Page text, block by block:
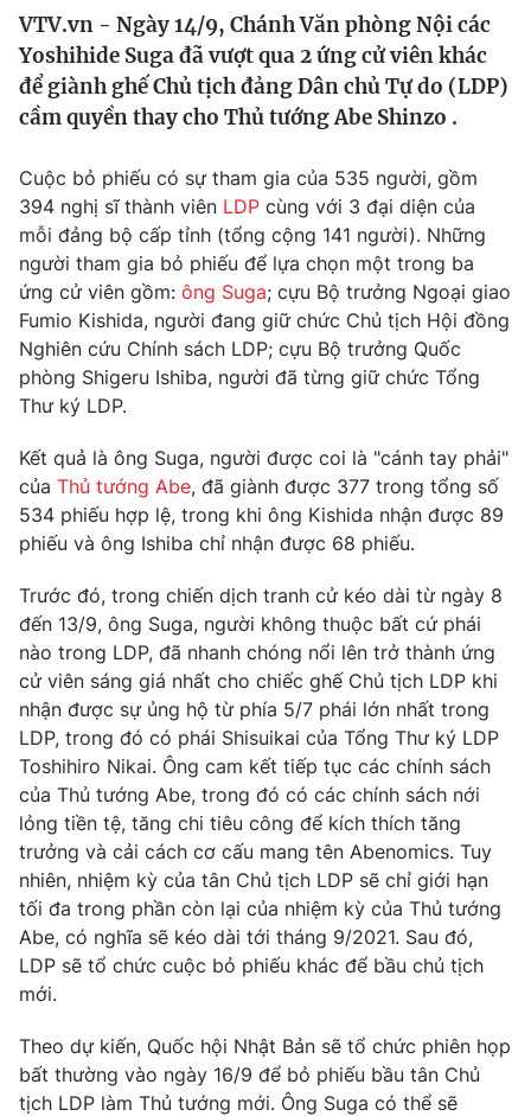
Tin tức
Thế giới đó đây
Câu chuyện quốc tế
Kinh tế
Tài chính
Góc doanh nghiệp
Dữ liệu và đời sống
Truyền hình
Phim VTV
Hậu trường
Nhân vật
Khán giả
Giải trí
Điện ảnh
Âm nhạc
Sao
Đời sống
Du lịch
Chất lượng cuộc sống
Giáo dục
Tuyển sinh
Học trực tuyến
Công nghệ
Hitech Công nghệ tương lai
Thị trường
Tư vấn
Giao lưu trực tuyến
Lịch phát sóng
Chuyên mục khác
Emagazine Podcast
Photo Infographic
Video Shorts video
VTV Money VTV Thể thao
Thị trường 24h Tấm lòng Việt
VTV.vn - Ngày 14/9, Chánh Văn phòng Nội các
Yoshihide Suga đã vượt qua 2 ứng cử viên khác
để giành ghế Chủ tịch đảng Dân chủ Tự do (LDP)
cầm quyền thay cho Thủ tướng Abe Shinzo .
Cuộc bỏ phiếu có sự tham gia của 535 người, gồm
394 nghị sĩ thành viên LDP cùng với 3 đại diện của
mỗi đảng bộ cấp tỉnh (tổng cộng 141 người). Những
người tham gia bỏ phiếu để lựa chọn một trong ba
ứng cử viên gồm: ông Suga; cựu Bộ trưởng Ngoại giao
Fumio Kishida, người đang giữ chức Chủ tịch Hội đồng
Nghiên cứu Chính sách LDP; cựu Bộ trưởng Quốc
phòng Shigeru Ishiba, người đã từng giữ chức Tổng
Thư ký LDP.
Kết quả là ông Suga, người được coi là "cánh tay phải"
của Thủ tướng Abe, đã giành được 377 trong tổng số
534 phiếu hợp lệ, trong khi ông Kishida nhận được 89
phiếu và ông Ishiba chỉ nhận được 68 phiếu.
Trước đó, trong chiến dịch tranh cử kéo dài từ ngày 8
đến 13/9, ông Suga, người không thuộc bất cứ phái
nào trong LDP, đã nhanh chóng nổi lên trở thành ứng
cử viên sáng giá nhất cho chiếc ghế Chủ tịch LDP khi
nhận được sự ủng hộ từ phía 5/7 phái lớn nhất trong
LDP, trong đó có phái Shisuikai của Tổng Thư ký LDP
Toshihiro Nikai. Ông cam kết tiếp tục các chính sách
của Thủ tướng Abe, trong đó có các chính sách nới
lỏng tiền tệ, tăng chi tiêu công để kích thích tăng
trưởng và cải cách cơ cấu mang tên Abenomics. Tuy
nhiên, nhiệm kỳ của tân Chủ tịch LDP sẽ chỉ giới hạn
tối đa trong phần còn lại của nhiệm kỳ của Thủ tướng
Abe, có nghĩa sẽ kéo dài tới tháng 9/2021. Sau đó,
LDP sẽ tổ chức cuộc bỏ phiếu khác để bầu chủ tịch
mới.
Theo dự kiến, Quốc hội Nhật Bản sẽ tổ chức phiên họp
bất thường vào ngày 16/9 để bỏ phiếu bầu tân Chủ
tịch LDP làm Thủ tướng mới. Ông Suga có thể sẽ